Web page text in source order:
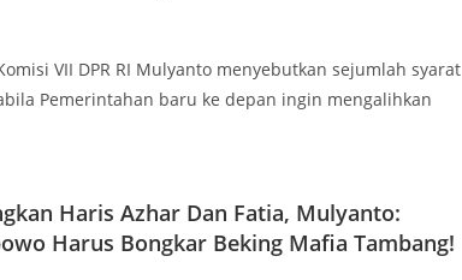
VII DPR RI Mulyanto menyebutkan sejumlah syarat
Pemerintahan baru ke depan ingin mengalihkan
Haris Azhar Dan Fatia, Mulyanto:
Harus Bongkar Beking Mafia Tambang!